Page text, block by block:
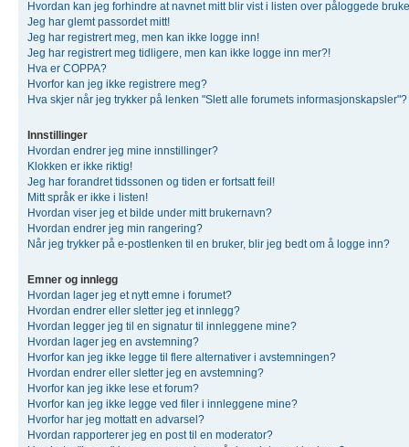
Hvordan kan jeg forhindre at navnet mitt blir vist i listen over påloggede
Jeg har glemt passordet mitt!
Jeg har registrert meg, men kan ikke logge inn!
Jeg har registrert meg tidligere, men kan ikke logge inn mer?!
Hva er COPPA?
Hvorfor kan jeg ikke registrere meg?
Hva skjer når jeg trykker på lenken "Slett alle forumets informasjonskapsler"?
Innstillinger
Hvordan endrer jeg mine innstillinger?
Klokken er ikke riktig!
Jeg har forandret tidssonen og tiden er fortsatt feil!
Mitt språk er ikke i listen!
Hvordan viser jeg et bilde under mitt brukernavn?
Hvordan endrer jeg min rangering?
Når jeg trykker på e-postlenken til en bruker, blir jeg bedt om å logge inn?
Emner og innlegg
Hvordan lager jeg et nytt emne i forumet?
Hvordan endrer eller sletter jeg et innlegg?
Hvordan legger jeg til en signatur til innleggene mine?
Hvordan lager jeg en avstemning?
Hvorfor kan jeg ikke legge til flere alternativer i avstemningen?
Hvordan endrer eller sletter jeg en avstemning?
Hvorfor kan jeg ikke lese et forum?
Hvorfor kan jeg ikke legge ved filer i innleggene mine?
Hvorfor har jeg mottatt en advarsel?
Hvordan rapporterer jeg en post til en moderator?